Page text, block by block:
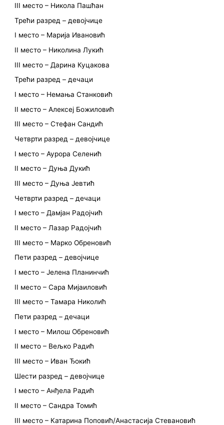
III место – Никола Пашћан
Трећи разред – девојчице
I место – Марија Ивановић
II место – Николина Лукић
III место – Дарина Куцакова
Трећи разред – дечаци
I место – Немања Станковић
II место – Алексеј Божиловић
III место – Стефан Сандић
Четврти разред – девојчице
I место – Аурора Селенић
II место – Дуња Дукић
III место – Дуња Јевтић
Четврти разред – дечаци
I место – Дамјан Радојчић
II место – Лазар Радојчић
III место – Марко Обреновић
Пети разред – девојчице
I место – Јелена Планинчић
II место – Сара Мијаиловић
III место – Тамара Николић
Пети разред – дечаци
I место – Милош Обреновић
II место – Вељко Радић
III место – Иван Ђокић
Шести разред – девојчице
I место – Анђела Радић
II место – Сандра Томић
III место – Катарина Поповић/Анастасија Стевановић